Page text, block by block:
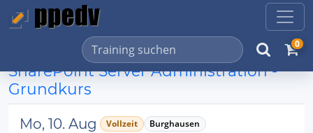
0
SharePoint Server Administration -
Grundkurs
Mo, 10. Aug Vollzeit Burghausen